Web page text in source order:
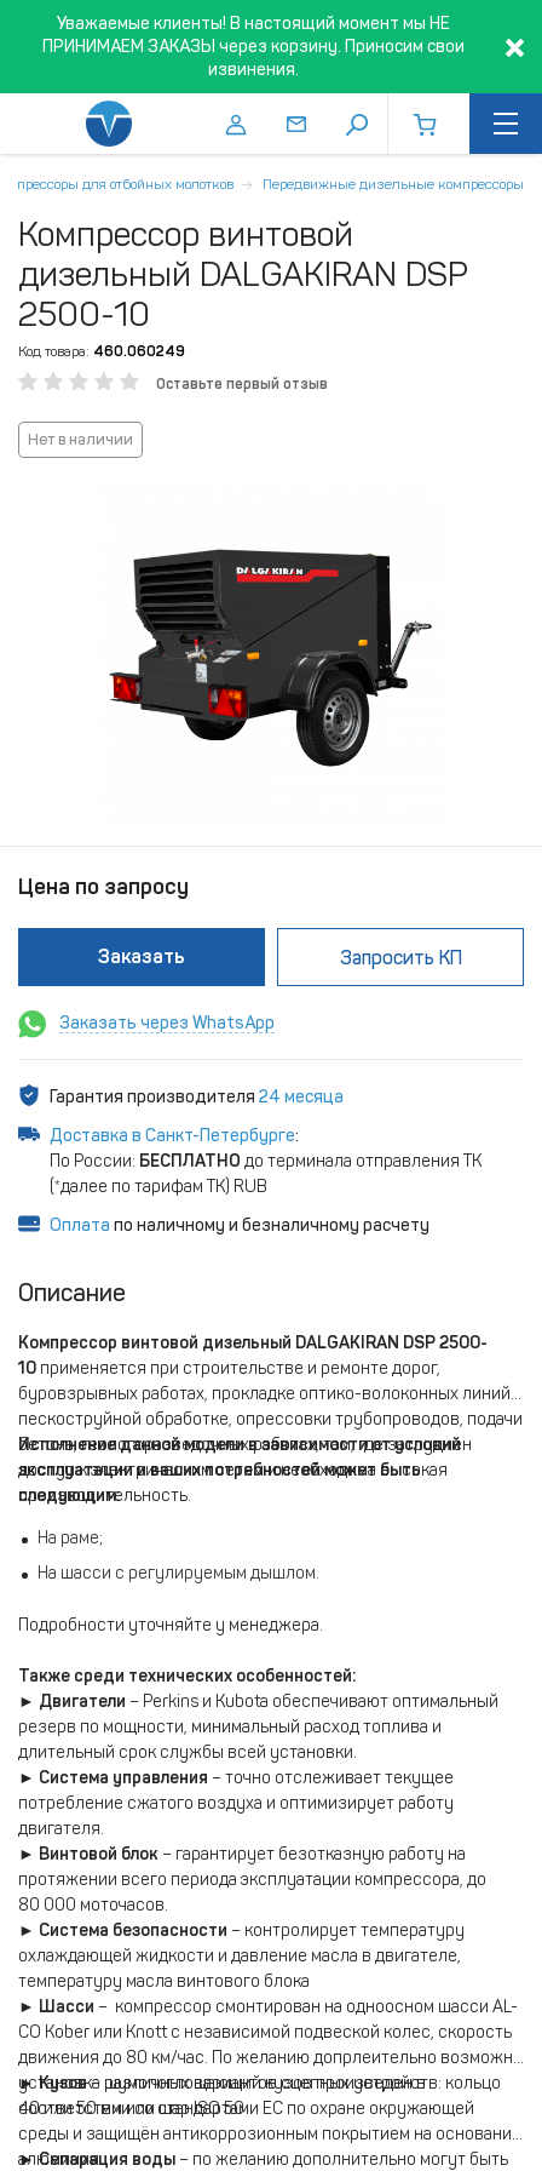
Уважаемые клиенты! В настоящий момент мы НЕ
ПРИНИМАЕМ ЗАКАЗЫ через корзину. Приносим свои
извинения.
для отбойных молотков Передвижные дизельные компрессоры
Компрессор винтовой
дизельный DALGAKIRAN DSP
2500-10
Код товара: 460.060249
Оставьте первый отзыв
Нет в наличии
Цена по запросу
Заказать Запросить КП
Заказать через WhatsApp
Гарантия производителя 24 месяца
Доставка в Санкт-Петербурге:
По России: БЕСПЛАТНО до терминала отправления ТК
(*далее по тарифам ТК) RUB
Оплата по наличному и безналичному расчету
Описание
Компрессор винтовой дизельный DALGAKIRAN DSP 2500-
10 применяется при строительстве и ремонте дорог,
буровзрывных работах, прокладке оптико-волоконных линий,
пескоструйной обработке, опрессовки трубопроводов, подачи
бетона, геологоразведочных работах, там, где затруднен
доступ к электрическим сетям и необходима высокая
производительность.
Исполнение данной модели в зависимости от условий
эксплуатации и ваших потребностей может быть
следующим:
На раме;
На шасси с регулируемым дышлом.
Подробности уточняйте у менеджера.
Также среди технических особенностей:
► Двигатели – Perkins и Kubota обеспечивают оптимальный
резерв по мощности, минимальный расход топлива и
длительный срок службы всей установки.
► Cистема управления – точно отслеживает текущее
потребление сжатого воздуха и оптимизирует работу
двигателя.
► Винтовой блок – гарантирует безотказную работу на
протяжении всего периода эксплуатации компрессора, до
80 000 моточасов.
► Система безопасности – контролирует температуру
охлаждающей жидкости и давление масла в двигателе,
температуру масла винтового блока
► Шасси – компрессор смонтирован на одноосном шасси AL-
CO Kober или Knott с независимой подвеской колес, скорость
движения до 80 км/час. По желанию допрлеительно возможна
установка различных вариантов сцепных устройств: кольцо
40 или 50 мм или шар ISO 50
►Кузов– шумопоглощающий кузов произведен в
соответствии со стандартами ЕС по охране окружающей
среды и защищён антикоррозионным покрытием на основании
алюминия.
►Сепарация воды – по желанию дополнительно могут быть